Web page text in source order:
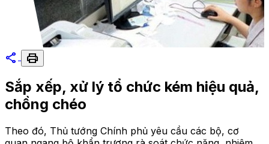
share print
Sắp xếp, xử lý tổ chức kém hiệu quả,
chồng chéo
Theo đó, Thủ tướng Chính phủ yêu cầu các bộ, cơ